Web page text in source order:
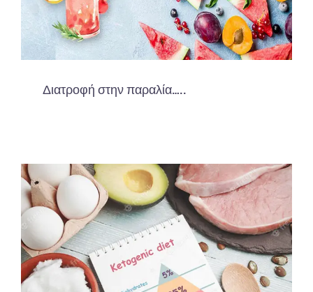
Διατροφή στην παραλία…..